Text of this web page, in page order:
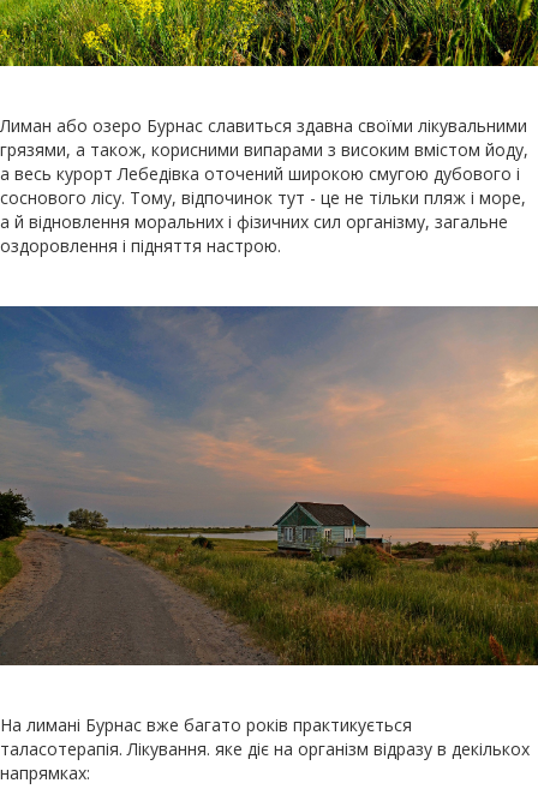
Лиман або озеро Бурнас славиться здавна своїми лікувальними
грязями, а також, корисними випарами з високим вмістом йоду,
а весь курорт Лебедівка оточений широкою смугою дубового і
соснового лісу. Тому, відпочинок тут - це не тільки пляж і море,
а й відновлення моральних і фізичних сил організму, загальне
оздоровлення і підняття настрою.
На лимані Бурнас вже багато років практикується
таласотерапія. Лікування. яке діє на організм відразу в декількох
напрямках: